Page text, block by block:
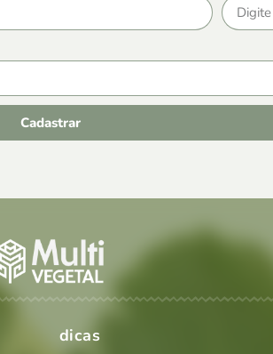
Cadastrar
dicas